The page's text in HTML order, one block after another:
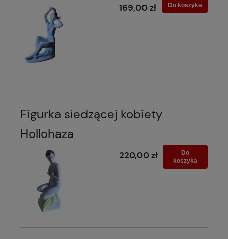
169,00 zł Do koszyka
Figurka siedzącej kobiety
Hollohaza
220,00 zł
Do
koszyka